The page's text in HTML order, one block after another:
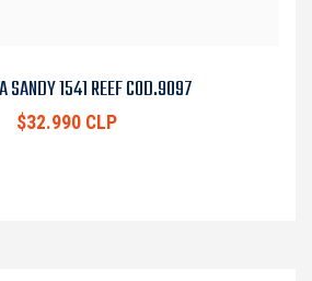
SANDY 1541 REEF COD.9097
$32.990 CLP